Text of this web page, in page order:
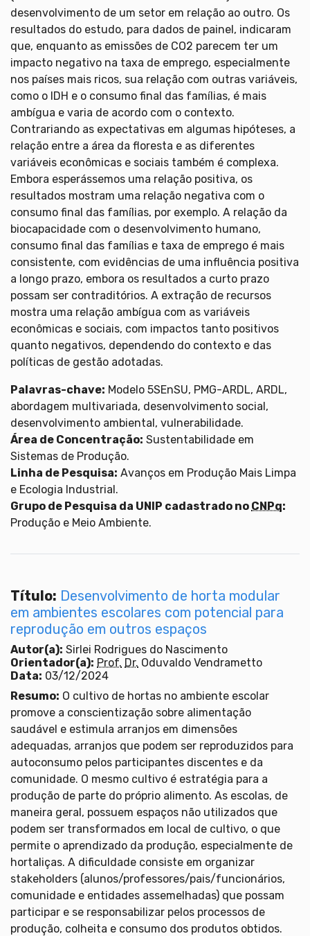
desenvolvimento de um setor em relação ao outro. Os
resultados do estudo, para dados de painel, indicaram
que, enquanto as emissões de CO2 parecem ter um
impacto negativo na taxa de emprego, especialmente
nos países mais ricos, sua relação com outras variáveis,
como o IDH e o consumo final das famílias, é mais
ambígua e varia de acordo com o contexto.
Contrariando as expectativas em algumas hipóteses, a
relação entre a área da floresta e as diferentes
variáveis econômicas e sociais também é complexa.
Embora esperássemos uma relação positiva, os
resultados mostram uma relação negativa com o
consumo final das famílias, por exemplo. A relação da
biocapacidade com o desenvolvimento humano,
consumo final das famílias e taxa de emprego é mais
consistente, com evidências de uma influência positiva
a longo prazo, embora os resultados a curto prazo
possam ser contraditórios. A extração de recursos
mostra uma relação ambígua com as variáveis
econômicas e sociais, com impactos tanto positivos
quanto negativos, dependendo do contexto e das
políticas de gestão adotadas.
Palavras-chave: Modelo 5SEnSU, PMG-ARDL, ARDL,
abordagem multivariada, desenvolvimento social,
desenvolvimento ambiental, vulnerabilidade.
Área de Concentração: Sustentabilidade em
Sistemas de Produção.
Linha de Pesquisa: Avanços em Produção Mais Limpa
e Ecologia Industrial.
Grupo de Pesquisa da UNIP cadastrado no CNPq:
Produção e Meio Ambiente.
Título: Desenvolvimento de horta modular
em ambientes escolares com potencial para
reprodução em outros espaços
Autor(a): Sirlei Rodrigues do Nascimento
Orientador(a): Prof. Dr. Oduvaldo Vendrametto
Data: 03/12/2024
Resumo: O cultivo de hortas no ambiente escolar
promove a conscientização sobre alimentação
saudável e estimula arranjos em dimensões
adequadas, arranjos que podem ser reproduzidos para
autoconsumo pelos participantes discentes e da
comunidade. O mesmo cultivo é estratégia para a
produção de parte do próprio alimento. As escolas, de
maneira geral, possuem espaços não utilizados que
podem ser transformados em local de cultivo, o que
permite o aprendizado da produção, especialmente de
hortaliças. A dificuldade consiste em organizar
stakeholders (alunos/professores/pais/funcionários,
comunidade e entidades assemelhadas) que possam
participar e se responsabilizar pelos processos de
produção, colheita e consumo dos produtos obtidos.